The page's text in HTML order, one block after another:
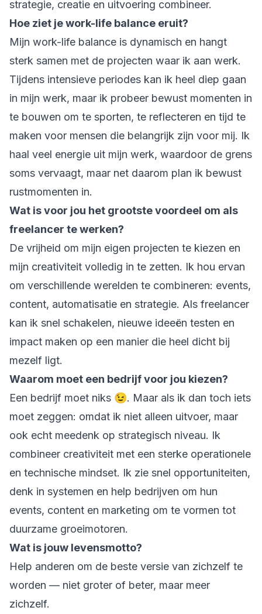
strategie, creatie en uitvoering combineer.
Hoe ziet je work-life balance eruit?
Mijn work-life balance is dynamisch en hangt
sterk samen met de projecten waar ik aan werk.
Tijdens intensieve periodes kan ik heel diep gaan
in mijn werk, maar ik probeer bewust momenten in
te bouwen om te sporten, te reflecteren en tijd te
maken voor mensen die belangrijk zijn voor mij. Ik
haal veel energie uit mijn werk, waardoor de grens
soms vervaagt, maar net daarom plan ik bewust
rustmomenten in.
Wat is voor jou het grootste voordeel om als
freelancer te werken?
De vrijheid om mijn eigen projecten te kiezen en
mijn creativiteit volledig in te zetten. Ik hou ervan
om verschillende werelden te combineren: events,
content, automatisatie en strategie. Als freelancer
kan ik snel schakelen, nieuwe ideeën testen en
impact maken op een manier die heel dicht bij
mezelf ligt.
Waarom moet een bedrijf voor jou kiezen?
Een bedrijf moet niks 😉. Maar als ik dan toch iets
moet zeggen: omdat ik niet alleen uitvoer, maar
ook echt meedenk op strategisch niveau. Ik
combineer creativiteit met een sterke operationele
en technische mindset. Ik zie snel opportuniteiten,
denk in systemen en help bedrijven om hun
events, content en marketing om te vormen tot
duurzame groeimotoren.
Wat is jouw levensmotto?
Help anderen om de beste versie van zichzelf te
worden — niet groter of beter, maar meer
zichzelf.